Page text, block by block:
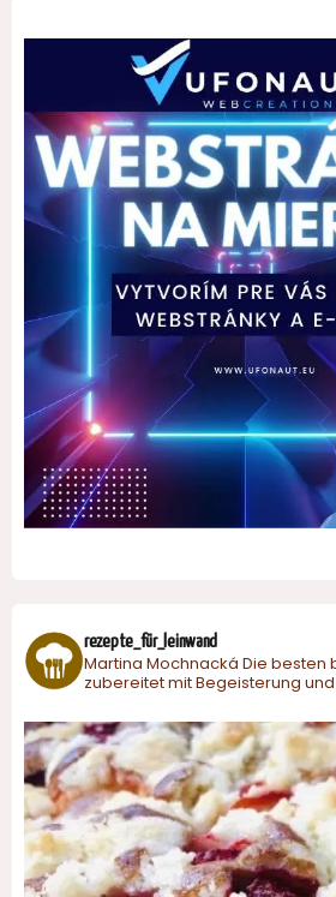
rezepte_für_leinwand
Martina Mochnacká Die besten
zubereitet mit Begeisterung